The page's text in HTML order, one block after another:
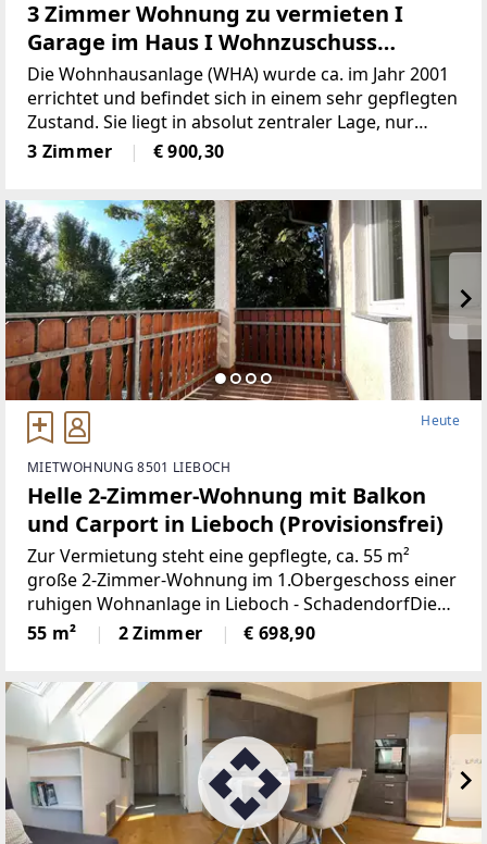
3 Zimmer Wohnung zu vermieten I
Garage im Haus I Wohnzuschuss
möglich
Die Wohnhausanlage (WHA) wurde ca. im Jahr 2001
errichtet und befindet sich in einem sehr gepflegten
Zustand. Sie liegt in absolut zentraler Lage, nur
wenige Schritte vom Hauptplatz Waidhofen an der
Thaya entfernt.Innerhalb der WHA befindet sich
3 Zimmer € 900,30
Heute
MIETWOHNUNG 8501 LIEBOCH
Helle 2-Zimmer-Wohnung mit Balkon
und Carport in Lieboch (Provisionsfrei)
Zur Vermietung steht eine gepflegte, ca. 55 m²
große 2-Zimmer-Wohnung im 1.Obergeschoss einer
ruhigen Wohnanlage in Lieboch - SchadendorfDie
Wohnung überzeugt durch eine durchdachte
Raumaufteilung und besteht aus:einem
55 m² 2 Zimmer € 698,90